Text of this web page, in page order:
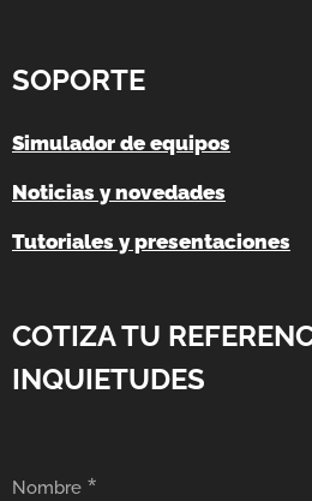
SOPORTE
Simulador de equipos
Noticias y novedades
Tutoriales y presentaciones
COTIZA TU
INQUIETUDES
Nombre